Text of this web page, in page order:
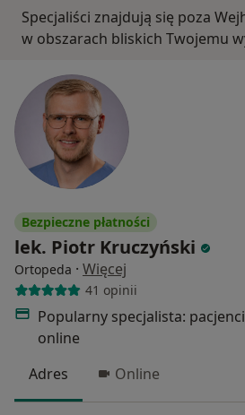
Specjaliści znajdują się poza
w obszarach bliskich Twojemu
Bezpieczne płatności
lek. Piotr Kruczyński
Ortopeda · Więcej
41 opinii
Popularny specjalista:
online
Adres
Online